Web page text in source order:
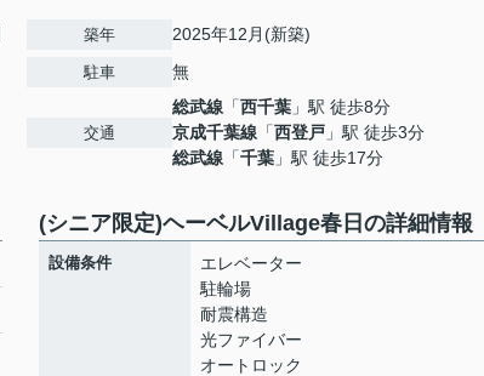
築年 2025年12月(新築)
駐車 無
交通
総武線 「西千葉 」駅 徒歩8分
京成千葉線 「西登戸 」駅 徒歩3分
総武線 「千葉 」駅 徒歩17分
(シニア限定)ヘーベルVillage春日の詳細情報
設備条件
エレベーター
駐輪場
耐震構造
光ファイバー
オートロック